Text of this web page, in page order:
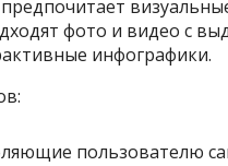
фото и видео с
инфографики.
пользователю